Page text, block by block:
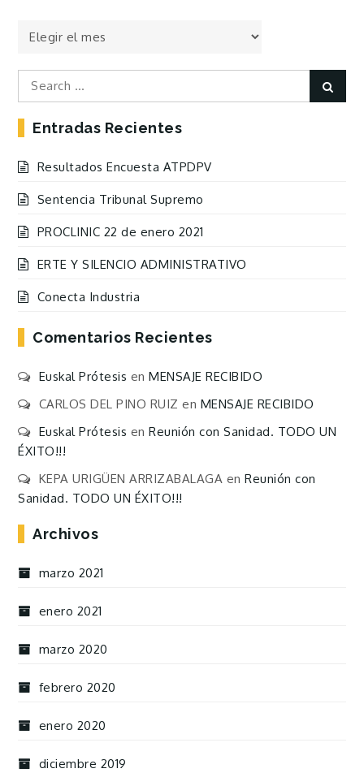
Entradas
Search
Entradas Recientes
Resultados Encuesta ATPDPV
Sentencia Tribunal Supremo
PROCLINIC 22 de enero 2021
ERTE Y SILENCIO ADMINISTRATIVO
Conecta Industria
Comentarios Recientes
Euskal Prótesis enMENSAJE RECIBIDO
CARLOS DEL PINO RUIZ en MENSAJE RECIBIDO
Euskal Prótesis enReunión con Sanidad. TODO UN
ÉXITO!!!
KEPA URIGÜEN ARRIZABALAGA enReunión con
Sanidad. TODO UN ÉXITO!!!
Archivos
marzo 2021
enero 2021
marzo 2020
febrero 2020
enero 2020
diciembre 2019